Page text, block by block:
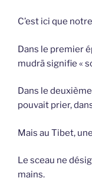
C’est ici que
Dans le premier
mudrā signifie «
Dans le
pouvait prier,
Mais au Tibet,
Le sceau ne
mains.